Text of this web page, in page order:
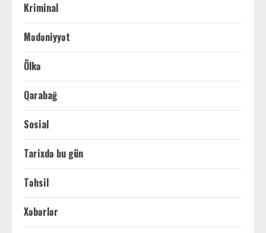
Kriminal
Mədəniyyət
Ölkə
Qarabağ
Sosial
Tarixdə bu gün
Təhsil
Xəbərlər